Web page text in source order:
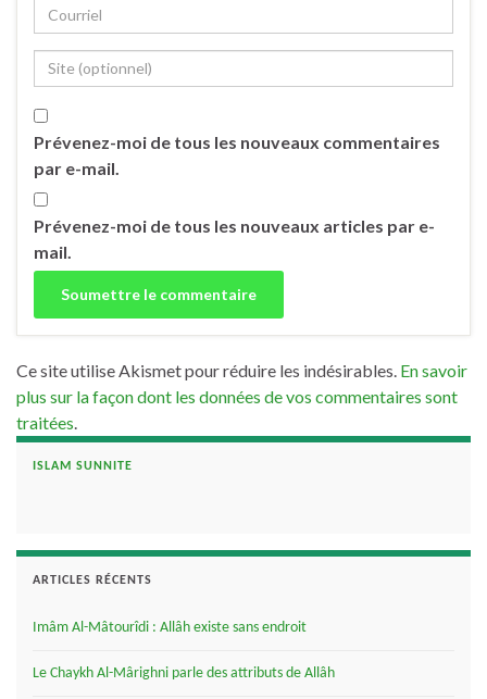
Prévenez-moi de tous les nouveaux commentaires
par e-mail.
Prévenez-moi de tous les nouveaux articles par e-
mail.
Ce site utilise Akismet pour réduire les indésirables. En savoir
plus sur la façon dont les données de vos commentaires sont
traitées.
ISLAM SUNNITE
ARTICLES RÉCENTS
Imâm Al-Mâtourîdi : Allâh existe sans endroit
Le Chaykh Al-Mârighni parle des attributs de Allâh